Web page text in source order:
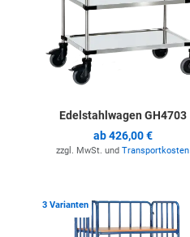
Edelstahlwagen GH4703
ab426,00 €
zzgl. MwSt. und Transportkosten
3 Varianten